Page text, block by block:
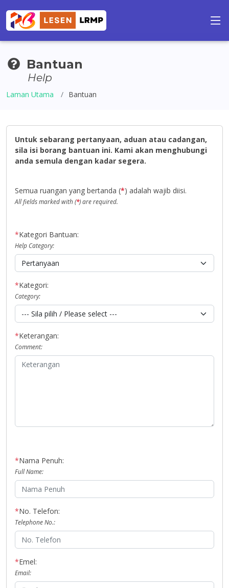
Bantuan
Help
Laman Utama Bantuan
Untuk sebarang pertanyaan, aduan atau cadangan,
sila isi borang bantuan ini. Kami akan menghubungi
anda semula dengan kadar segera.
Semua ruangan yang bertanda (*) adalah wajib diisi.
All fields marked with (*) are required.
*Kategori Bantuan:
Help Category:
*Kategori:
Category:
*Keterangan:
Comment:
*Nama Penuh:
Full Name:
*No. Telefon:
Telephone No.:
*Emel:
Email: